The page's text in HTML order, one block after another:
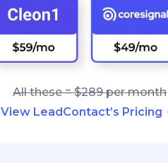
All these = $289 per month
View LeadContact’s Pricing